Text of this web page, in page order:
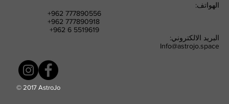
الهواتف:
+962 777890556
+962 777890918
+962 6 5519619
البريد الالكتروني:
Info@astrojo.space
© 2017 AstroJo